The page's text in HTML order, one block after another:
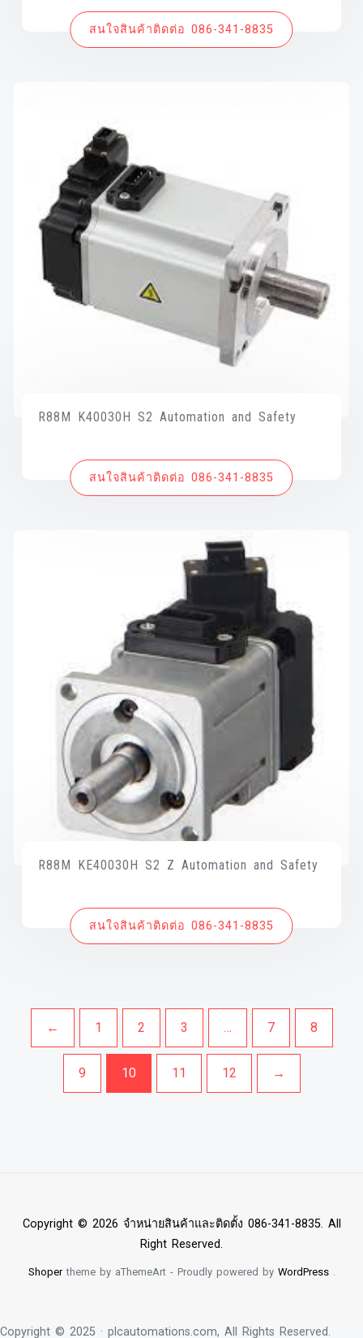
สนใจสินค้าติดต่อ 086-341-8835
R88M K40030H S2 Automation and Safety
สนใจสินค้าติดต่อ 086-341-8835
R88M KE40030H S2 Z Automation and Safety
สนใจสินค้าติดต่อ 086-341-8835
← 1 2 3 … 7 8
9 10 11 12 →
Copyright © 2026 จำหน่ายสินค้าและติดตั้ง 086-341-8835. All
Right Reserved.
Shopertheme by aThemeArt - Proudly powered by WordPress.
Copyright © 2025 · plcautomations.com, All Rights Reserved.